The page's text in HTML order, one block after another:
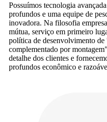
Possuímos tecnologia
profundos e uma equipe de
inovadora. Na filosofia
mútua, serviço em primeiro
política de desenvolvimento de
complementado por
detalhe dos clientes e
profundos econômico e